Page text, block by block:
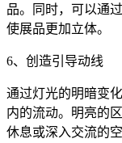
品。同时，可以通
使展品更加立体。
6、创造引导动线
通过灯光的明暗变
内的流动。明亮的
休息或深入交流的空